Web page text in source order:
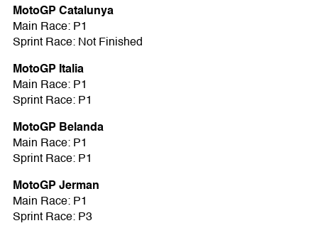
MotoGP Catalunya
Main Race: P1
Sprint Race: Not Finished
MotoGP Italia
Main Race: P1
Sprint Race: P1
MotoGP Belanda
Main Race: P1
Sprint Race: P1
MotoGP Jerman
Main Race: P1
Sprint Race: P3